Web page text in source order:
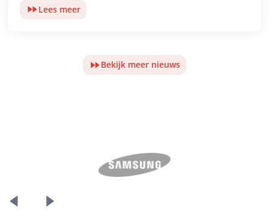
Lees meer
Bekijk meer nieuws